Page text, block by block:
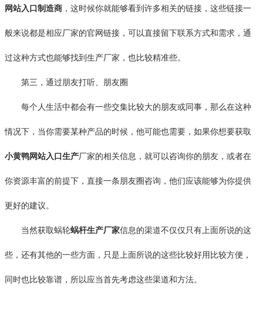
网站入口制造商 ，这时候你就能够看到许多相关的链接，这些链接一
般来说都是相应厂家的官网链接，可以直接留下联系方式和需求，通
过这种方式也能够找到生产厂家，也比较精准些。
第三，通过朋友打听、朋友圈
每个人生活中都会有一些交集比较大的朋友或同事，那么在这种
情况下，当你需要某种产品的时候，他可能也需要，如果你想要获取
小黄鸭网站入口生产厂家的相关信息，就可以咨询你的朋友，或者在
你资源丰富的前提下，直接一条朋友圈咨询，他们应该能够为你提供
更好的建议。
当然获取蜗轮蜗杆生产厂家信息的渠道不仅仅只有上面所说的这
些，还有其他的一些方面，只是上面所说的这些比较好用比较方便，
同时也比较靠谱，所以应当首先考虑这些渠道和方法。